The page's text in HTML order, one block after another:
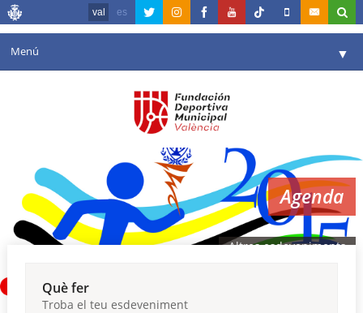
val es
Menú ▼
▼
Comunicació ▼
València en esport ▼
Reserves
Agenda
Altres esdeveniments
Què fer
Troba el teu esdeveniment